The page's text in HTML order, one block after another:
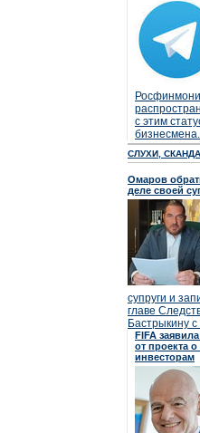
с этим
бизнесмена.
СЛУХИ,
Омаров
деле своей
супруги и
главе
Бастрыкину
FIFA
от проекта
инвесторам